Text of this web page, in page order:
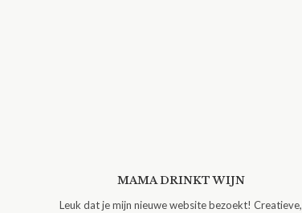
MAMA DRINKT WIJN
Leuk dat je mijn nieuwe website bezoekt! Creatieve,